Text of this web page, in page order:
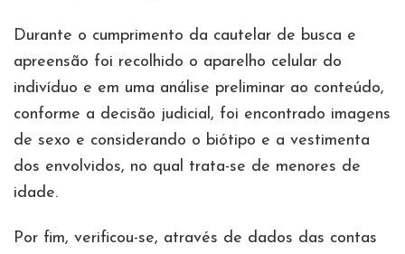
Durante o cumprimento da cautelar de busca e
apreensão foi recolhido o aparelho celular do
indivíduo e em uma análise preliminar ao conteúdo,
conforme a decisão judicial, foi encontrado imagens
de sexo e considerando o biótipo e a vestimenta
dos envolvidos, no qual trata-se de menores de
idade.
Por fim, verificou-se, através de dados das contas